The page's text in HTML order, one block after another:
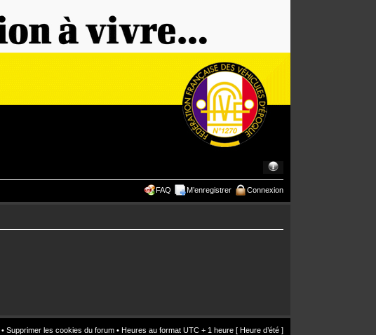
FAQ M’enregistrer Connexion
• Supprimer les cookies du forum • Heures au format UTC + 1 heure [ Heure d’été ]